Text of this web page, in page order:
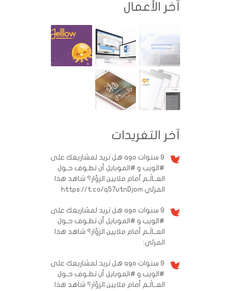
آخر الأعمال
آخر التغريدات
9 سنوات ago
هل تريد لمشاريعك على
#الويب و #الموبايل أن تطـوف حـول
العــالَـم أمام ملايين الزوّار؟ شاهد هذا
المرئي https://t.co/q57utnDjom
9 سنوات ago
هل تريد لمشاريعك على
#الويب و #الموبايل أن تطـوف حـول
العــالَـم أمام ملايين الزوّار؟ شاهد هذا
المرئي:
9 سنوات ago
هل تريد لمشاريعك على
#الويب و #الموبايل أن تطـوف حـول
العــالَـم أمام ملايين الزوّار؟ شاهد هذا